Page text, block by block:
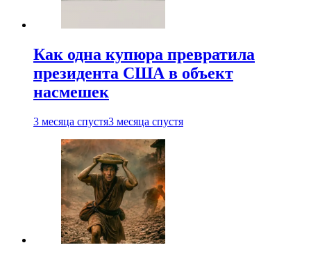
Как одна купюра превратила
президента США в объект
насмешек
3 месяца спустя3 месяца спустя